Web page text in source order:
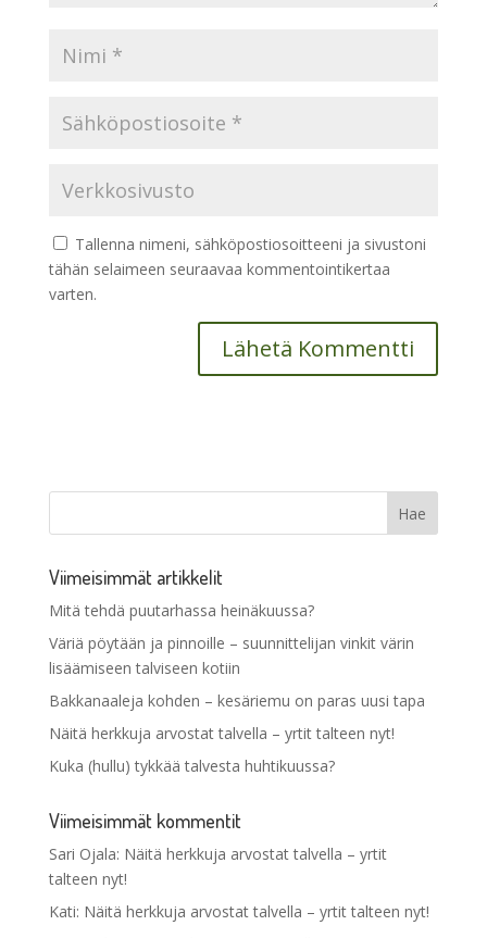
Tallenna nimeni, sähköpostiosoitteeni ja sivustoni
tähän selaimeen seuraavaa kommentointikertaa
varten.
Viimeisimmät artikkelit
Mitä tehdä puutarhassa heinäkuussa?
Väriä pöytään ja pinnoille – suunnittelijan vinkit värin
lisäämiseen talviseen kotiin
Bakkanaaleja kohden – kesäriemu on paras uusi tapa
Näitä herkkuja arvostat talvella – yrtit talteen nyt!
Kuka (hullu) tykkää talvesta huhtikuussa?
Viimeisimmät kommentit
Sari Ojala: Näitä herkkuja arvostat talvella – yrtit
talteen nyt!
Kati: Näitä herkkuja arvostat talvella – yrtit talteen nyt!